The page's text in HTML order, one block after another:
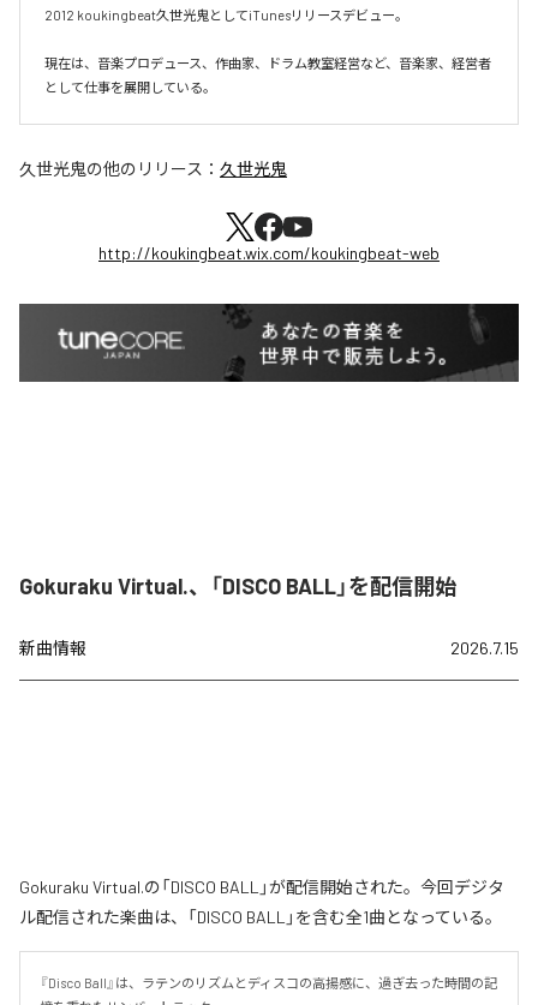
2012 koukingbeat久世光鬼としてiTunesリリースデビュー。
現在は、音楽プロデュース、作曲家、ドラム教室経営など、音楽家、経営者
として仕事を展開している。
久世光鬼の他のリリース： 久世光鬼
http://koukingbeat.wix.com/koukingbeat-web
Gokuraku Virtual.、「DISCO BALL」を配信開始
新曲情報 2026.7.15
Gokuraku Virtual.の「DISCO BALL」が配信開始された。今回デジタ
ル配信された楽曲は、「DISCO BALL」を含む全1曲となっている。
『Disco Ball』は、ラテンのリズムとディスコの高揚感に、過ぎ去った時間の記